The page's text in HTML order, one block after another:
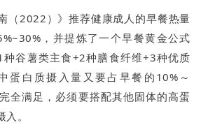
（2022）》推荐健康成人的早餐热量
，并提炼了一个早餐黄金公式
谷薯类主食+2种膳食纤维+3种优质
蛋白质摄入量又要占早餐的10%～
全满足，必须要搭配其他固体的高蛋
。